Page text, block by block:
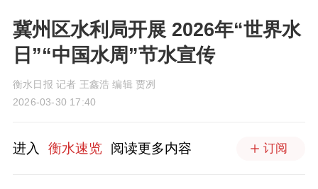
冀州区水利局开展 2026年“世界水
日”“中国水周”节水宣传
衡水日报 记者 王鑫浩 编辑 贾冽
2026-03-30 17:40
进入 衡水速览 阅读更多内容 订阅